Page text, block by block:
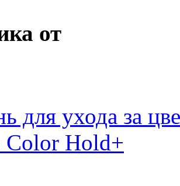
от
для ухода за
Color Hold+